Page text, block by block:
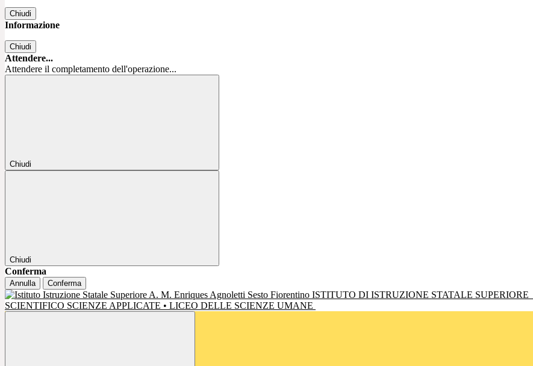
Chiudi
Informazione
Chiudi
Attendere...
Attendere il completamento dell'operazione...
Chiudi
Chiudi
Conferma
Annulla Conferma
ISTITUTO DI ISTRUZIONE STATALE SUPERIORE
SCIENTIFICO SCIENZE APPLICATE • LICEO DELLE SCIENZE UMANE